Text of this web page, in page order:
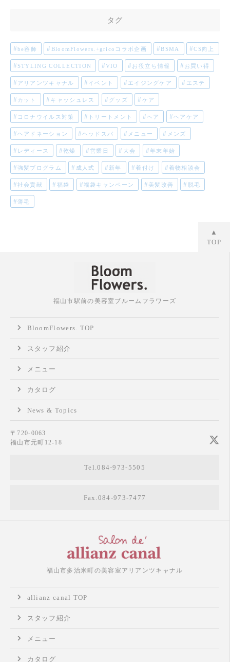
タグ
be容師 BloomFlowers.+gricoコラボ企画 BSMA CS向上
STYLING COLLECTION VIO お役立ち情報 お買い得
アリアンツキャナル イベント エイジングケア エステ
カット キャッシュレス グッズ ケア
コロナウイルス対策 トリートメント ヘア ヘアケア
ヘアドネーション ヘッドスパ メニュー メンズ
レディース 乾燥 営業日 大会 年末年始
強髪プログラム 成人式 新年 着付け 着物相談会
社会貢献 福袋 福袋キャンペーン 美髪改善 脱毛
薄毛
▲
TOP
福山市駅前の美容室ブルームフラワーズ
BloomFlowers. TOP
スタッフ紹介
メニュー
カタログ
News & Topics
〒720-0063
福山市元町12-18
Tel.084-973-5505
Fax.084-973-7477
福山市多治米町の美容室アリアンツキャナル
allianz canal TOP
スタッフ紹介
メニュー
カタログ